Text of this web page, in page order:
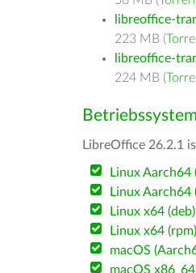
libreoffice-
223 MB (
libreoffice-
224 MB (
LibreOffice 26.2.1
Linux Aarch64
Linux Aarch64
Linux x64 (deb)
Linux x64 (rpm)
macOS
macOS